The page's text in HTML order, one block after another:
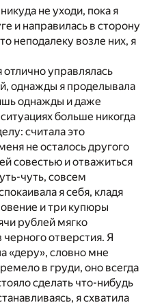
не уходи, пока я
и направилась в сторону
неподалеку возле них, я
управлялась
однажды я проделывала
однажды и даже
больше никогда
считала это
не осталось другого
совестью и отважиться
чуть, совсем
я себя, кладя
и три купюры
рублей мягко
отверстия. Я
«деру», словно мне
в груди, оно всегда
сделать что-нибудь
я схватила